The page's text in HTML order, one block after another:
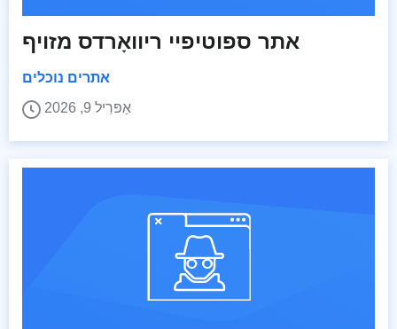
אתר ספוטיפיי ריוואָרדס מזויף
אתרים נוכלים
אַפּרִיל 9, 2026